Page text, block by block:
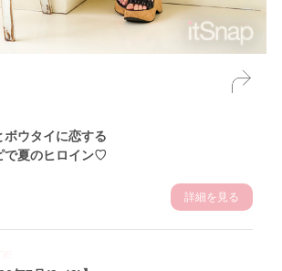
ボウタイに恋する
で夏のヒロイン♡
詳細を見る